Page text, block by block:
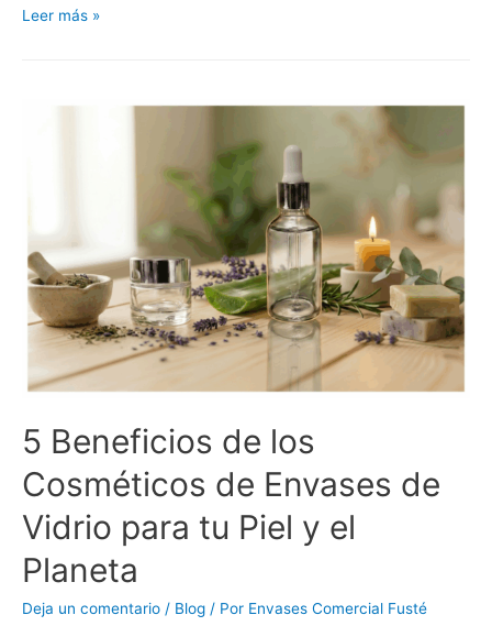
Leer más »
5 Beneficios de los
Cosméticos de Envases de
Vidrio para tu Piel y el
Planeta
Deja un comentario / Blog / Por Envases Comercial Fusté